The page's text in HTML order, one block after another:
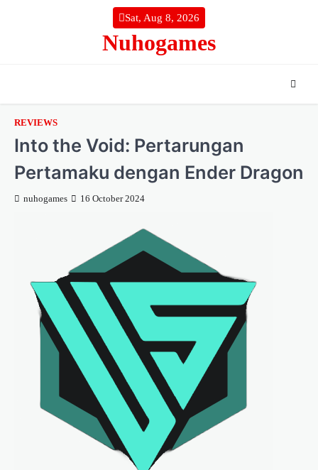
Sat, Aug 8, 2026
Nuhogames
REVIEWS
Into the Void: Pertarungan
Pertamaku dengan Ender Dragon
nuhogames 16 October 2024